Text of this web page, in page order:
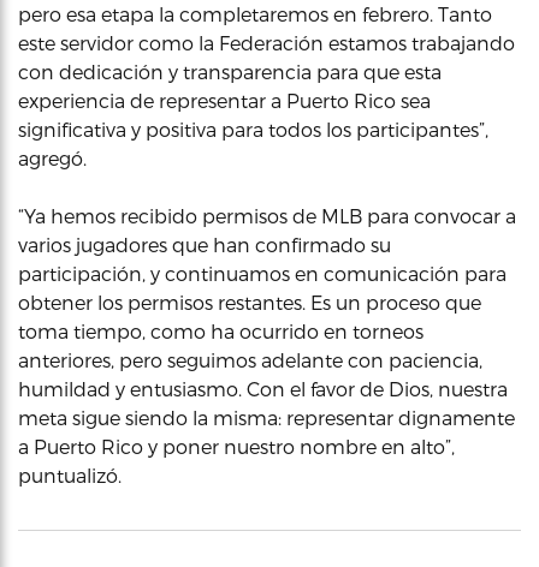
pero esa etapa la completaremos en febrero. Tanto
este servidor como la Federación estamos trabajando
con dedicación y transparencia para que esta
experiencia de representar a Puerto Rico sea
significativa y positiva para todos los participantes”,
agregó.
“Ya hemos recibido permisos de MLB para convocar a
varios jugadores que han confirmado su
participación, y continuamos en comunicación para
obtener los permisos restantes. Es un proceso que
toma tiempo, como ha ocurrido en torneos
anteriores, pero seguimos adelante con paciencia,
humildad y entusiasmo. Con el favor de Dios, nuestra
meta sigue siendo la misma: representar dignamente
a Puerto Rico y poner nuestro nombre en alto”,
puntualizó.